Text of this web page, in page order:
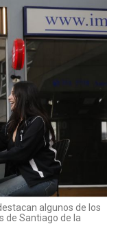
algunos de los
de Santiago de la